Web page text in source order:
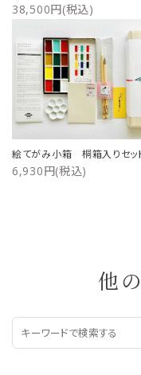
38,500円(税込)
絵てがみ小箱 桐箱入りセッ
6,930円(税込)
他